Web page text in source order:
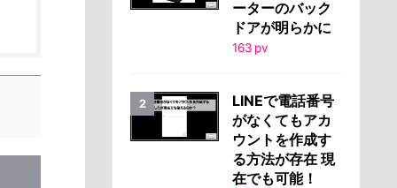
ーターのバック
ドアが明らかに
163 pv
LINEで電話番号
がなくてもアカ
ウントを作成す
る方法が存在 現
在でも可能！